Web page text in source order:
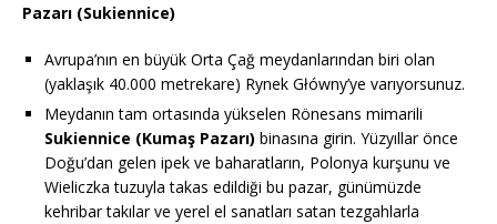
Pazarı (Sukiennice)
Avrupa’nın en büyük Orta Çağ meydanlarından biri olan
(yaklaşık 40.000 metrekare) Rynek Główny’ye varıyorsunuz.
Meydanın tam ortasında yükselen Rönesans mimarili
Sukiennice (Kumaş Pazarı) binasına girin. Yüzyıllar önce
Doğu’dan gelen ipek ve baharatların, Polonya kurşunu ve
Wieliczka tuzuyla takas edildiği bu pazar, günümüzde
kehribar takılar ve yerel el sanatları satan tezgahlarla